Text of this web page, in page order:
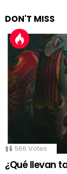
DON'T MISS
566 Votes
¿Qué llevan